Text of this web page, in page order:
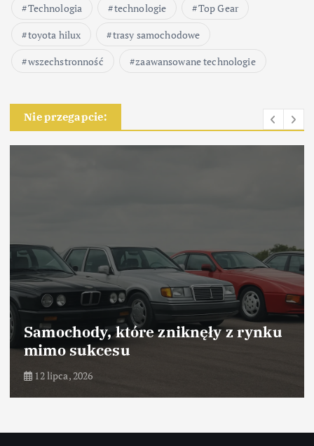
Technologia
technologie
Top Gear
toyota hilux
trasy samochodowe
wszechstronność
zaawansowane technologie
Nie przegapcie:
Samochody, które zniknęły z rynku
mimo sukcesu
12 lipca, 2026